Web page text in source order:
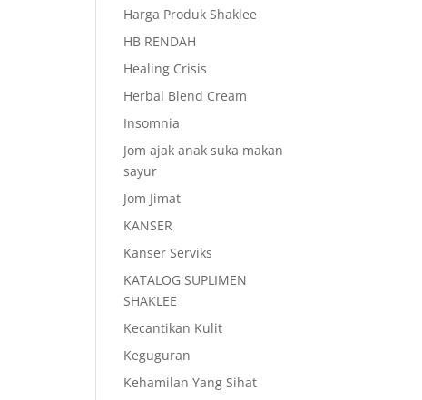
Harga Produk Shaklee
HB RENDAH
Healing Crisis
Herbal Blend Cream
Insomnia
Jom ajak anak suka makan
sayur
Jom Jimat
KANSER
Kanser Serviks
KATALOG SUPLIMEN
SHAKLEE
Kecantikan Kulit
Keguguran
Kehamilan Yang Sihat